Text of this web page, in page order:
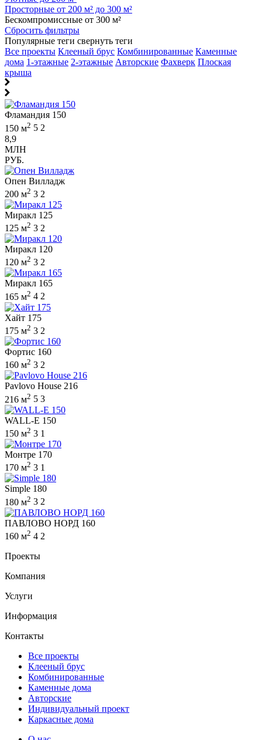
Просторные от 200 м² до 300 м²
Бескомпромиссные от 300 м²
Сбросить фильтры
Популярные теги свернуть теги
Все проекты Клееный брус Комбинированные Каменные
дома 1-этажные 2-этажные Авторские Фахверк Плоская
крыша
Фламандия 150
150 м2 5 2
8,9
МЛН
РУБ.
Опен Вилладж
200 м2 3 2
Миракл 125
125 м2 3 2
Миракл 120
120 м2 3 2
Миракл 165
165 м2 4 2
Хайт 175
175 м2 3 2
Фортис 160
160 м2 3 2
Pavlovo House 216
216 м2 5 3
WALL-E 150
150 м2 3 1
Монтре 170
170 м2 3 1
Simple 180
180 м2 3 2
ПАВЛОВО НОРД 160
160 м2 4 2
Проекты
Компания
Услуги
Информация
Контакты
Все проекты
Клееный брус
Комбинированные
Каменные дома
Авторские
Индивидуальный проект
Каркасные дома